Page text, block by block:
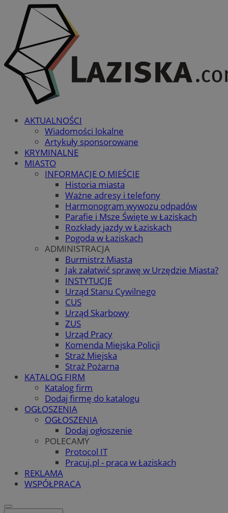
AKTUALNOŚCI
Wiadomości lokalne
Artykuły sponsorowane
KRYMINALNE
MIASTO
INFORMACJE O MIEŚCIE
Historia miasta
Ważne adresy i telefony
Harmonogram wywozu odpadów
Parafie i Msze Święte w Łaziskach
Rozkłady jazdy w Łaziskach
Pogoda w Łaziskach
ADMINISTRACJA
Burmistrz Miasta
Jak załatwić sprawę w Urzędzie Miasta?
INSTYTUCJE
Urząd Stanu Cywilnego
CUS
Urząd Skarbowy
ZUS
Urząd Pracy
Komenda Miejska Policji
Straż Miejska
Straż Pożarna
KATALOG FIRM
Katalog firm
Dodaj firmę do katalogu
OGŁOSZENIA
OGŁOSZENIA
Dodaj ogłoszenie
POLECAMY
Protocol IT
Pracuj.pl - praca w Łaziskach
REKLAMA
WSPÓŁPRACA